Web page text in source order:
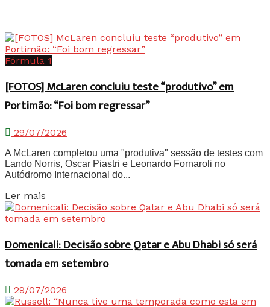
Fórmula 1
[FOTOS] McLaren concluiu teste “produtivo” em
Portimão: “Foi bom regressar”
29/07/2026
A McLaren completou uma "produtiva" sessão de testes com
Lando Norris, Oscar Piastri e Leonardo Fornaroli no
Autódromo Internacional do...
Ler mais
Domenicali: Decisão sobre Qatar e Abu Dhabi só será
tomada em setembro
29/07/2026